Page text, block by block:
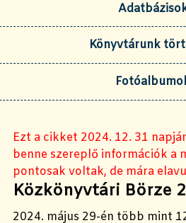
Könyvtárunk
Ezt a cikket 2024. 12. 31
benne szereplő információk a
pontosak voltak, de mára
Közkönyvtári Börze
2024. május 29-én több mint